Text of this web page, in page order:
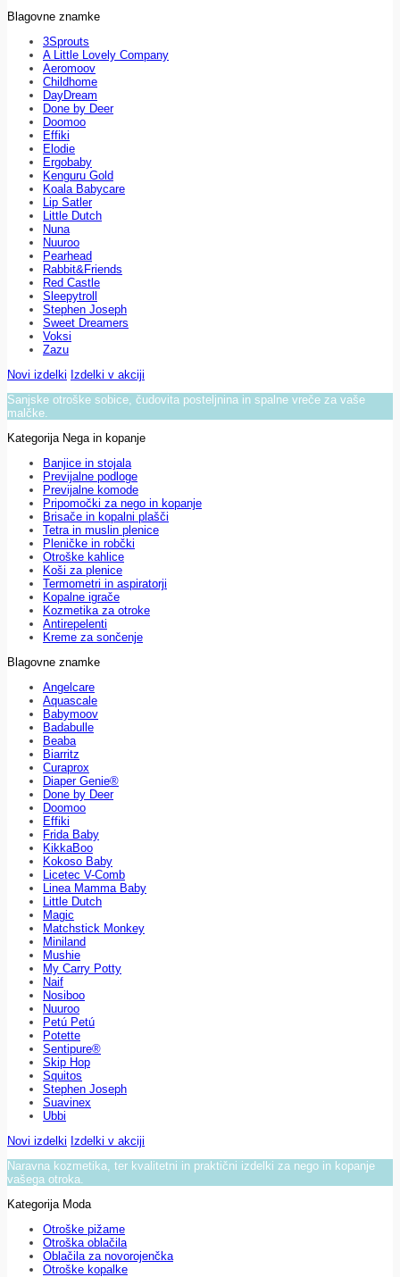
Blagovne znamke
3Sprouts
A Little Lovely Company
Aeromoov
Childhome
DayDream
Done by Deer
Doomoo
Effiki
Elodie
Ergobaby
Kenguru Gold
Koala Babycare
Lip Satler
Little Dutch
Nuna
Nuuroo
Pearhead
Rabbit&Friends
Red Castle
Sleepytroll
Stephen Joseph
Sweet Dreamers
Voksi
Zazu
Novi izdelki Izdelki v akciji
Sanjske otroške sobice, čudovita posteljnina in spalne vreče za vaše
malčke.
Kategorija Nega in kopanje
Banjice in stojala
Previjalne podloge
Previjalne komode
Pripomočki za nego in kopanje
Brisače in kopalni plašči
Tetra in muslin plenice
Pleničke in robčki
Otroške kahlice
Koši za plenice
Termometri in aspiratorji
Kopalne igrače
Kozmetika za otroke
Antirepelenti
Kreme za sončenje
Blagovne znamke
Angelcare
Aquascale
Babymoov
Badabulle
Beaba
Biarritz
Curaprox
Diaper Genie®
Done by Deer
Doomoo
Effiki
Frida Baby
KikkaBoo
Kokoso Baby
Licetec V-Comb
Linea Mamma Baby
Little Dutch
Magic
Matchstick Monkey
Miniland
Mushie
My Carry Potty
Naif
Nosiboo
Nuuroo
Petú Petú
Potette
Sentipure®
Skip Hop
Squitos
Stephen Joseph
Suavinex
Ubbi
Novi izdelki Izdelki v akciji
Naravna kozmetika, ter kvalitetni in praktični izdelki za nego in kopanje
vašega otroka.
Kategorija Moda
Otroške pižame
Otroška oblačila
Oblačila za novorojenčka
Otroške kopalke